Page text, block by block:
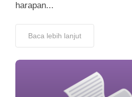
harapan...
Baca lebih lanjut